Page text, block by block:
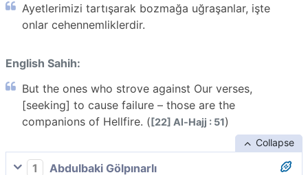
Ayetlerimizi tartışarak bozmağa uğraşanlar, işte
onlar cehennemliklerdir.
English Sahih:
But the ones who strove against Our verses,
[seeking] to cause failure – those are the
companions of Hellfire. ([22] Al-Hajj : 51)
Collapse
1
Abdulbaki Gölpınarlı